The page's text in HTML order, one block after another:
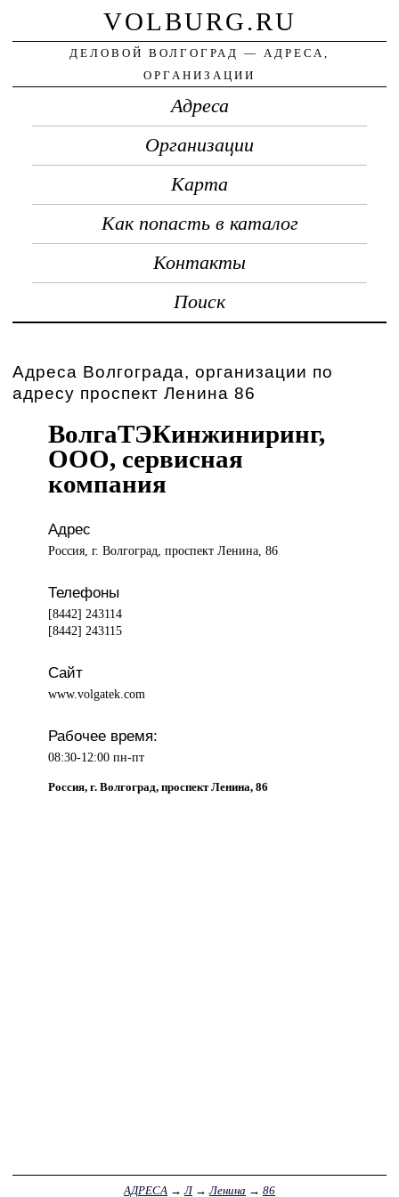
VOLBURG.RU
ДЕЛОВОЙ ВОЛГОГРАД — АДРЕСА,
ОРГАНИЗАЦИИ
Адреса
Организации
Карта
Как попасть в каталог
Контакты
Поиск
Адреса Волгограда, организации по
адресу проспект Ленина 86
ВолгаТЭКинжиниринг,
ООО, сервисная
компания
Адрес
Россия, г. Волгоград, проспект Ленина, 86
Телефоны
[8442] 243114
[8442] 243115
Сайт
www.volgatek.com
Рабочее время:
08:30-12:00 пн-пт
Россия, г. Волгоград, проспект Ленина, 86
АДРЕСА →Л→Ленина → 86